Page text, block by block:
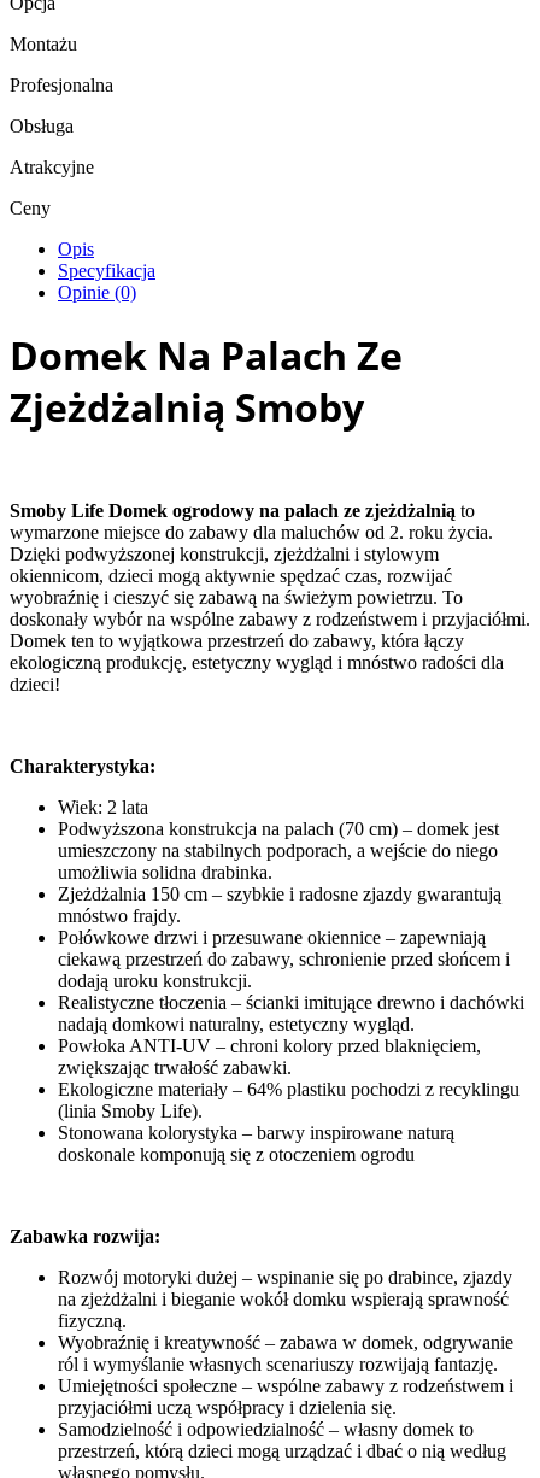
Montażu
Profesjonalna
Obsługa
Atrakcyjne
Ceny
Opis
Specyfikacja
Opinie (0)
Domek Na Palach Ze
Zjeżdżalnią Smoby
Smoby Life Domek ogrodowy na palach ze zjeżdżalnią to
wymarzone miejsce do zabawy dla maluchów od 2. roku życia.
Dzięki podwyższonej konstrukcji, zjeżdżalni i stylowym
okiennicom, dzieci mogą aktywnie spędzać czas, rozwijać
wyobraźnię i cieszyć się zabawą na świeżym powietrzu. To
doskonały wybór na wspólne zabawy z rodzeństwem i przyjaciółmi.
Domek ten to wyjątkowa przestrzeń do zabawy, która łączy
ekologiczną produkcję, estetyczny wygląd i mnóstwo radości dla
dzieci!
Charakterystyka:
Wiek: 2 lata
Podwyższona konstrukcja na palach (70 cm) – domek jest
umieszczony na stabilnych podporach, a wejście do niego
umożliwia solidna drabinka.
Zjeżdżalnia 150 cm – szybkie i radosne zjazdy gwarantują
mnóstwo frajdy.
Połówkowe drzwi i przesuwane okiennice – zapewniają
ciekawą przestrzeń do zabawy, schronienie przed słońcem i
dodają uroku konstrukcji.
Realistyczne tłoczenia – ścianki imitujące drewno i dachówki
nadają domkowi naturalny, estetyczny wygląd.
Powłoka ANTI-UV – chroni kolory przed blaknięciem,
zwiększając trwałość zabawki.
Ekologiczne materiały – 64% plastiku pochodzi z recyklingu
(linia Smoby Life).
Stonowana kolorystyka – barwy inspirowane naturą
doskonale komponują się z otoczeniem ogrodu
Zabawka rozwija:
Rozwój motoryki dużej – wspinanie się po drabince, zjazdy
na zjeżdżalni i bieganie wokół domku wspierają sprawność
fizyczną.
Wyobraźnię i kreatywność – zabawa w domek, odgrywanie
ról i wymyślanie własnych scenariuszy rozwijają fantazję.
Umiejętności społeczne – wspólne zabawy z rodzeństwem i
przyjaciółmi uczą współpracy i dzielenia się.
Samodzielność i odpowiedzialność – własny domek to
przestrzeń, którą dzieci mogą urządzać i dbać o nią według
własnego pomysłu.